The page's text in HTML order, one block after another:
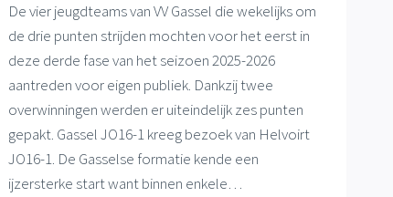
De vier jeugdteams van VV Gassel die wekelijks om
de drie punten strijden mochten voor het eerst in
deze derde fase van het seizoen 2025-2026
aantreden voor eigen publiek. Dankzij twee
overwinningen werden er uiteindelijk zes punten
gepakt. Gassel JO16-1 kreeg bezoek van Helvoirt
JO16-1. De Gasselse formatie kende een
ijzersterke start want binnen enkele…